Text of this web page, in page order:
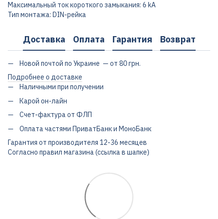
Максимальный ток короткого замыкания: 6 kA
Тип монтажа: DIN-рейка
Доставка Оплата Гарантия Возврат
Новой почтой по Украине — от 80 грн.
Подробнее о доставке
Наличными при получении
Карой он-лайн
Счет-фактура от ФЛП
Оплата частями ПриватБанк и МоноБанк
Гарантия от производителя 12-36 месяцев
Согласно правил магазина (ссылка в шапке)